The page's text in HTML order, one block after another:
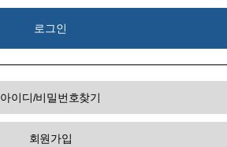
아이디/비밀번호찾기
회원가입